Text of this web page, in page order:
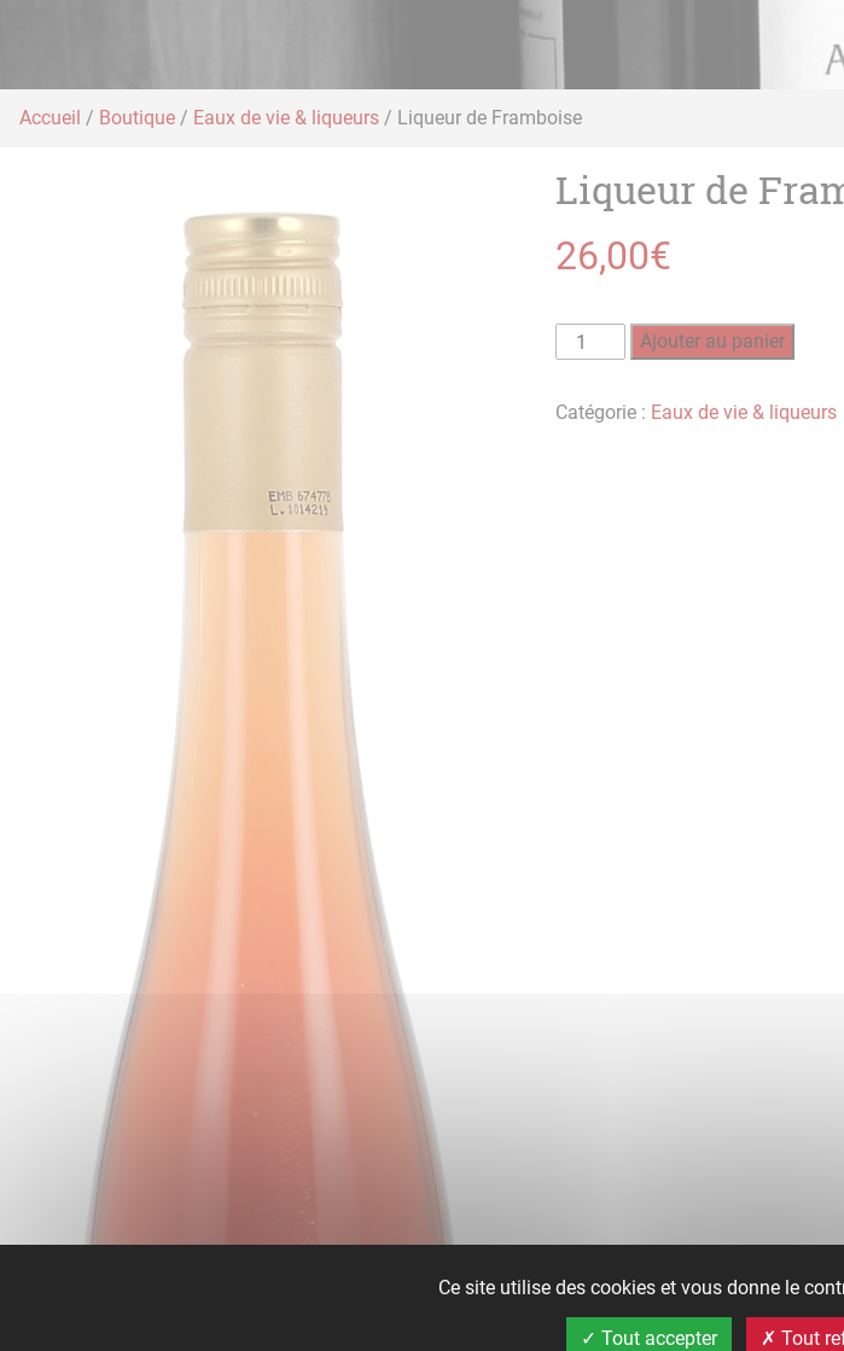
Accueil / Boutique / Eaux de vie & liqueurs / Liqueur de Framboise
Liqueur de
26,00€
quantité
de
de
Ajouter au panier
Catégorie : Eaux de vie & liqueurs
Ce site utilise des cookies et vous donne le
Tout accepter Tout